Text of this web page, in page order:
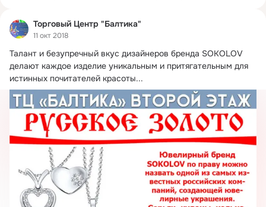
Торговый Центр "Балтика"
11 окт 2018
Талант и безупречный вкус дизайнеров бренда SOKOLOV
делают каждое изделие уникальным и притягательным для
истинных почитателей красоты...